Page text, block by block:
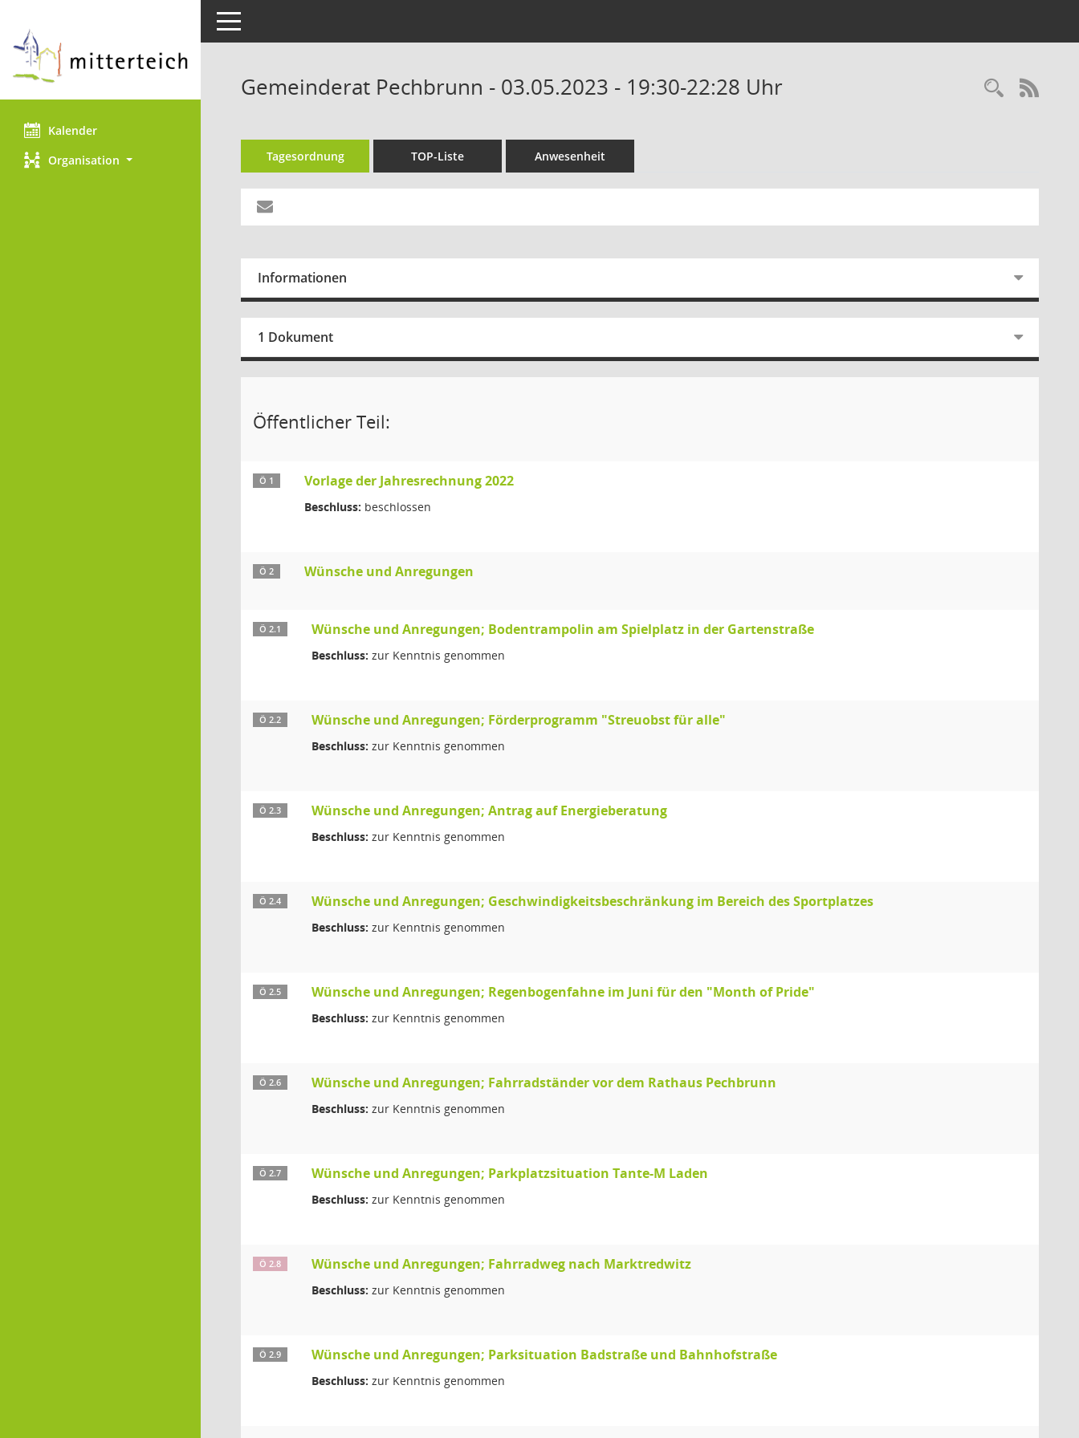
Kalender
Organisation
Toggle navigation
Gemeinderat Pechbrunn - 03.05.2023 - 19:30-22:28 Uhr
Tagesordnung TOP-Liste Anwesenheit
Informationen
1 Dokument
Öffentlicher Teil:
Ö 1 Vorlage der Jahresrechnung 2022
Beschluss: beschlossen
Ö 2 Wünsche und Anregungen
Ö 2.1 Wünsche und Anregungen; Bodentrampolin am Spielplatz in der Gartenstraße
Beschluss: zur Kenntnis genommen
Ö 2.2 Wünsche und Anregungen; Förderprogramm "Streuobst für alle"
Beschluss: zur Kenntnis genommen
Ö 2.3 Wünsche und Anregungen; Antrag auf Energieberatung
Beschluss: zur Kenntnis genommen
Ö 2.4 Wünsche und Anregungen; Geschwindigkeitsbeschränkung im Bereich des Sportplatzes
Beschluss: zur Kenntnis genommen
Ö 2.5 Wünsche und Anregungen; Regenbogenfahne im Juni für den "Month of Pride"
Beschluss: zur Kenntnis genommen
Ö 2.6 Wünsche und Anregungen; Fahrradständer vor dem Rathaus Pechbrunn
Beschluss: zur Kenntnis genommen
Ö 2.7 Wünsche und Anregungen; Parkplatzsituation Tante-M Laden
Beschluss: zur Kenntnis genommen
Ö 2.8 Wünsche und Anregungen; Fahrradweg nach Marktredwitz
Beschluss: zur Kenntnis genommen
Ö 2.9 Wünsche und Anregungen; Parksituation Badstraße und Bahnhofstraße
Beschluss: zur Kenntnis genommen